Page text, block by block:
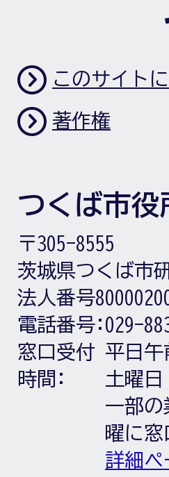
このサイト
著作権
つくば市役
〒305-8555
茨城県つくば市
法人番号
電話番号: 029-
窓口受付
時間:
平日午
土曜
一部の
曜に
詳細ペ